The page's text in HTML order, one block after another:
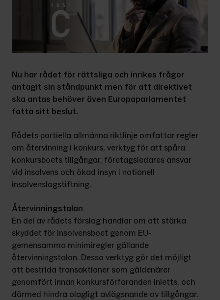
Nu har rådet för rättsliga och inrikes frågor
antagit sin ståndpunkt men för att direktivet
ska antas behöver även Europaparlamentet
fatta sitt beslut.
Rådets partiella allmänna riktlinje omfattar regler
om återvinning i konkurs, verktyg för att spåra
konkursboets tillgångar, företagsledares ansvar
vid insolvens och ökad insyn i nationell
insolvenslagstiftning.
Återvinningstalan
En del av rådets förslag handlar om att stärka
skyddet för insolvensboet genom EU-
gemensamma minimiregler gällande
återvinningstalan. Dessa verktyg gör det möjligt
att bestrida transaktioner som gäldenärer
genomfört innan konkursförfaranden inletts, och
därmed hindra olagligt avlägsnande av tillgångar.